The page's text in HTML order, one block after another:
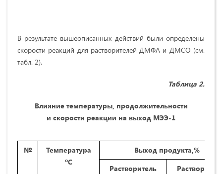
В результате вышеописанных действий были определены
скорости реакций для растворителей ДМФА и ДМСО (см.
табл. 2).
Таблица 2.
Влияние температуры, продолжительности
и скорости реакции на выход МЭЭ-1
№
Температура
ºС
Выход продукта,%
Растворитель